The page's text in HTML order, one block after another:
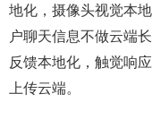
地化，摄像头视觉本
户聊天信息不做云端
反馈本地化，触觉响
上传云端。